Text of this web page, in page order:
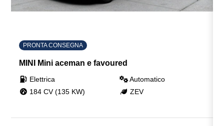
PRONTA CONSEGNA
MINI Mini aceman e favoured
Elettrica
Automatico
184 CV (135 KW)
ZEV